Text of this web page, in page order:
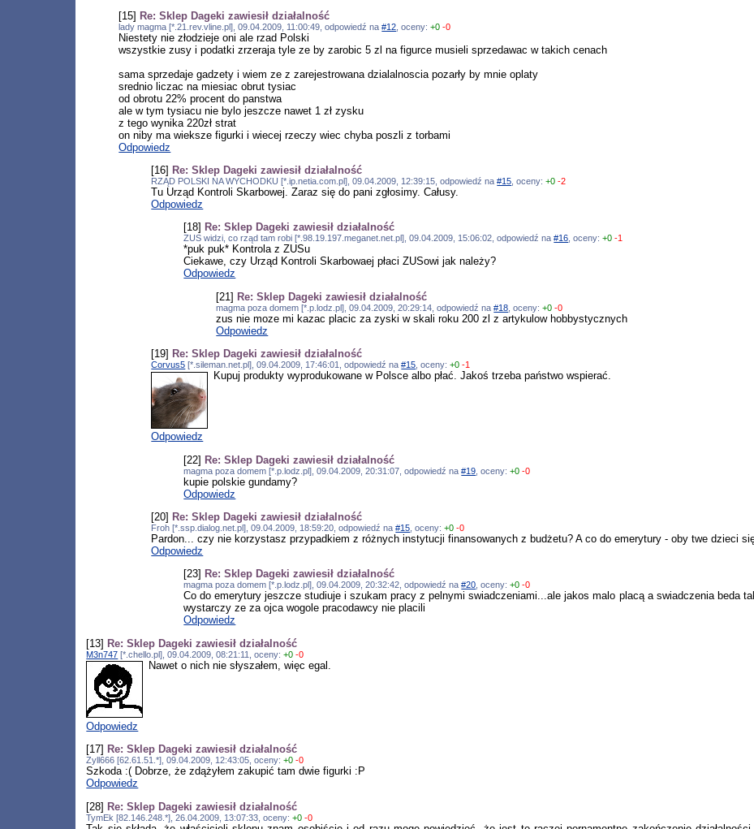
[15] Re: Sklep Dageki zawiesił działalność
lady magma [*.21.rev.vline.pl], 09.04.2009, 11:00:49, odpowiedź na#12 , oceny:+0 -0
Niestety nie złodzieje oni ale rzad Polski
wszystkie zusy i podatki zrzeraja tyle ze by zarobic 5 zl na figurce musieli sprzedawac w takich cenach
sama sprzedaje gadzety i wiem ze z zarejestrowana dzialalnoscia pozarły by mnie oplaty
srednio liczac na miesiac obrut tysiac
od obrotu 22% procent do panstwa
ale w tym tysiacu nie bylo jeszcze nawet 1 zł zysku
z tego wynika 220zł strat
on niby ma wieksze figurki i wiecej rzeczy wiec chyba poszli z torbami
Odpowiedz
[16] Re: Sklep Dageki zawiesił działalność
RZĄD POLSKI NA WYCHODKU [*.ip.netia.com.pl], 09.04.2009, 12:39:15, odpowiedź na#15 , oceny:+0 -2
Tu Urząd Kontroli Skarbowej. Zaraz się do pani zgłosimy. Całusy.
Odpowiedz
[18] Re: Sklep Dageki zawiesił działalność
ZUS widzi, co rząd tam robi [*.98.19.197.meganet.net.pl], 09.04.2009, 15:06:02, odpowiedź na#16 , oceny:+0 -1
*puk puk* Kontrola z ZUSu
Ciekawe, czy Urząd Kontroli Skarbowaej płaci ZUSowi jak należy?
Odpowiedz
[21] Re: Sklep Dageki zawiesił działalność
magma poza domem [*.p.lodz.pl], 09.04.2009, 20:29:14, odpowiedź na#18 , oceny:+0 -0
zus nie moze mi kazac placic za zyski w skali roku 200 zl z artykulow hobbystycznych
Odpowiedz
[19] Re: Sklep Dageki zawiesił działalność
Corvus5 [*.sileman.net.pl], 09.04.2009, 17:46:01, odpowiedź na#15 , oceny:+0 -1
Kupuj produkty wyprodukowane w Polsce albo płać. Jakoś trzeba państwo wspierać.
Odpowiedz
[22] Re: Sklep Dageki zawiesił działalność
magma poza domem [*.p.lodz.pl], 09.04.2009, 20:31:07, odpowiedź na#19 , oceny:+0 -0
kupie polskie gundamy?
Odpowiedz
[20] Re: Sklep Dageki zawiesił działalność
Froh [*.ssp.dialog.net.pl], 09.04.2009, 18:59:20, odpowiedź na#15 , oceny:+0 -0
Pardon... czy nie korzystasz przypadkiem z różnych instytucji finansowanych z budżetu? A co do emerytury - oby twe dzieci się
Odpowiedz
[23] Re: Sklep Dageki zawiesił działalność
magma poza domem [*.p.lodz.pl], 09.04.2009, 20:32:42, odpowiedź na#20 , oceny:+0 -0
Co do emerytury jeszcze studiuje i szukam pracy z pelnymi swiadczeniami...ale jakos malo placą a swiadczenia beda
wystarczy ze za ojca wogole pracodawcy nie placili
Odpowiedz
[13] Re: Sklep Dageki zawiesił działalność
M3n747 [*.chello.pl], 09.04.2009, 08:21:11, oceny:+0 -0
Nawet o nich nie słyszałem, więc egal.
Odpowiedz
[17] Re: Sklep Dageki zawiesił działalność
Zyll666 [62.61.51.*], 09.04.2009, 12:43:05, oceny:+0 -0
Szkoda :( Dobrze, że zdążyłem zakupić tam dwie figurki :P
Odpowiedz
[28] Re: Sklep Dageki zawiesił działalność
TymEk [82.146.248.*], 26.04.2009, 13:07:33, oceny:+0 -0